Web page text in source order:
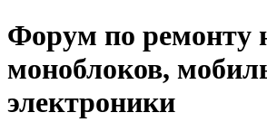
Регистрация
Форум по ремонту
моноблоков,
электроники